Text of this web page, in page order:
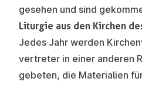
gesehen und sind
Liturgie aus den Kirchen
Jedes Jahr werden
vertreter in einer anderen
gebeten, die Materialien